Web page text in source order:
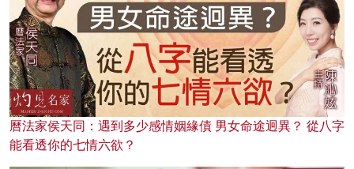
曆法家侯天同：遇到多少感情姻緣債 男女命途迥異？ 從八字
能看透你的七情六欲？